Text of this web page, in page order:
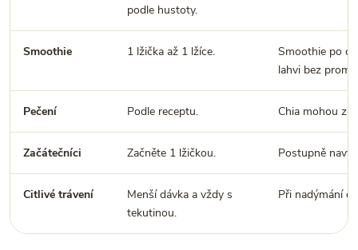
podle hustoty.
Smoothie 1 lžička až 1 lžíce.
Smoothie po
lahvi bez
Pečení Podle receptu. Chia mohou
Začátečníci Začněte 1 lžičkou. Postupně
Citlivé trávení
Menší dávka a vždy s
tekutinou.
Při nadýmání